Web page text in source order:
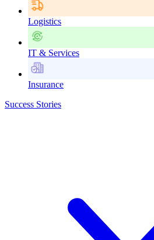
Logistics
IT & Services
Insurance
Success Stories